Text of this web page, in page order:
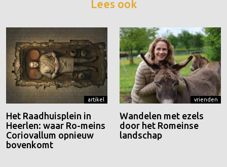
Lees ook
artikel
Het Raadhuisplein in
Heerlen: waar Ro-meins
Coriovallum opnieuw
bovenkomt
vrienden
Wandelen met ezels
door het Romeinse
landschap